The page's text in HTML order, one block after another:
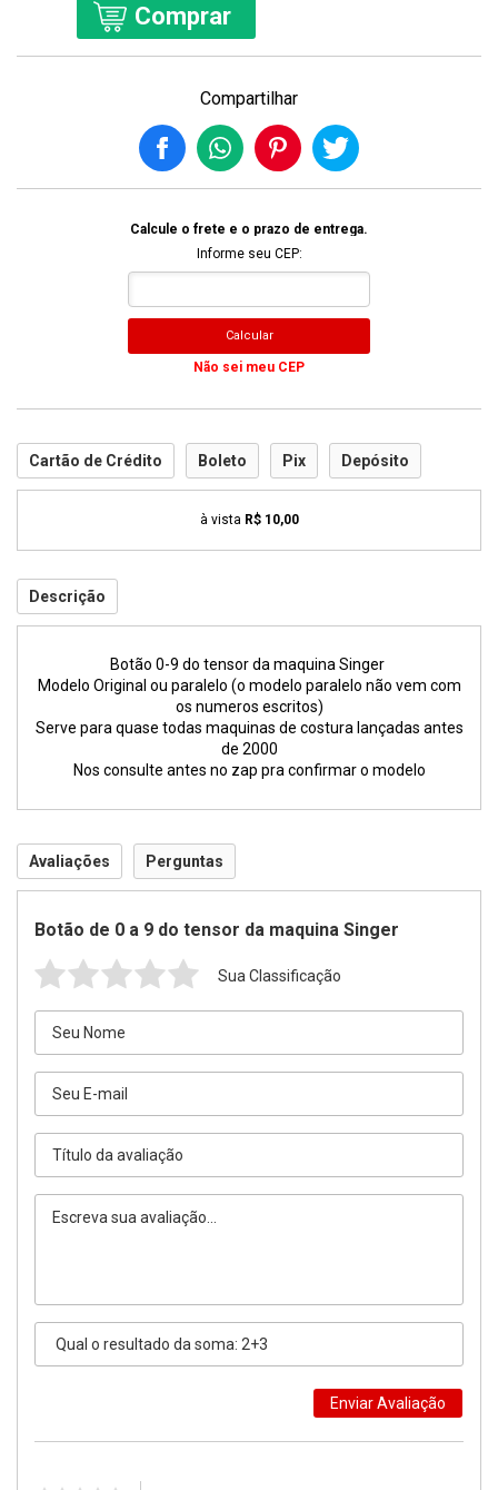
Comprar
Compartilhar
Calcule o frete e o prazo de entrega.
Informe seu CEP:
Calcular
Não sei meu CEP
Cartão de Crédito Boleto Pix Depósito
à vista R$ 10,00
Descrição
Botão 0-9 do tensor da maquina Singer
Modelo Original ou paralelo (o modelo paralelo não vem com
os numeros escritos)
Serve para quase todas maquinas de costura lançadas antes
de 2000
Nos consulte antes no zap pra confirmar o modelo
Avaliações Perguntas
Botão de 0 a 9 do tensor da maquina Singer
Sua Classificação